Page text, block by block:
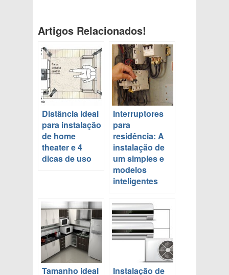
Artigos Relacionados!
Distância ideal
para instalação
de home
theater e 4
dicas de uso
Interruptores
para
residência: A
instalação de
um simples e
modelos
inteligentes
Tamanho ideal
Instalação de